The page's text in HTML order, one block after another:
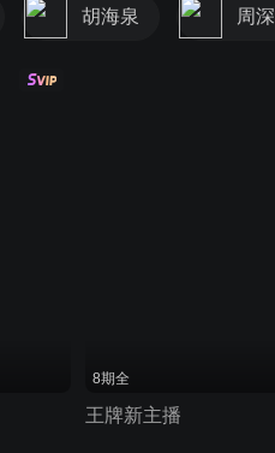
胡海泉 周深
8期全
王牌新主播